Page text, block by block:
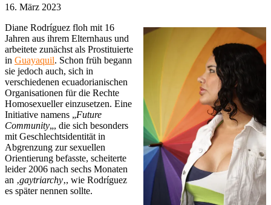
16. März 2023
Diane Rodríguez floh mit 16
Jahren aus ihrem Elternhaus und
arbeitete zunächst als Prostituierte
in Guayaquil. Schon früh begann
sie jedoch auch, sich in
verschiedenen ecuadorianischen
Organisationen für die Rechte
Homosexueller einzusetzen. Eine
Initiative namens „Future
Community„, die sich besonders
mit Geschlechtsidentität in
Abgrenzung zur sexuellen
Orientierung befasste, scheiterte
leider 2006 nach sechs Monaten
an ‚gaytriarchy‚, wie Rodríguez
es später nennen sollte.